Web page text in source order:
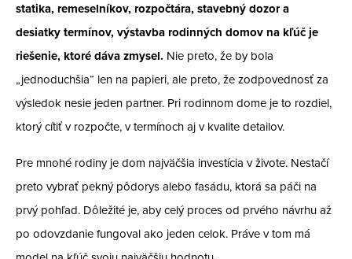
statika, remeselníkov, rozpočtára, stavebný dozor a
desiatky termínov, výstavba rodinných domov na kľúč je
riešenie, ktoré dáva zmysel. Nie preto, že by bola
„jednoduchšia“ len na papieri, ale preto, že zodpovednosť za
výsledok nesie jeden partner. Pri rodinnom dome je to rozdiel,
ktorý cítiť v rozpočte, v termínoch aj v kvalite detailov.
Pre mnohé rodiny je dom najväčšia investícia v živote. Nestačí
preto vybrať pekný pôdorys alebo fasádu, ktorá sa páči na
prvý pohľad. Dôležité je, aby celý proces od prvého návrhu až
po odovzdanie fungoval ako jeden celok. Práve v tom má